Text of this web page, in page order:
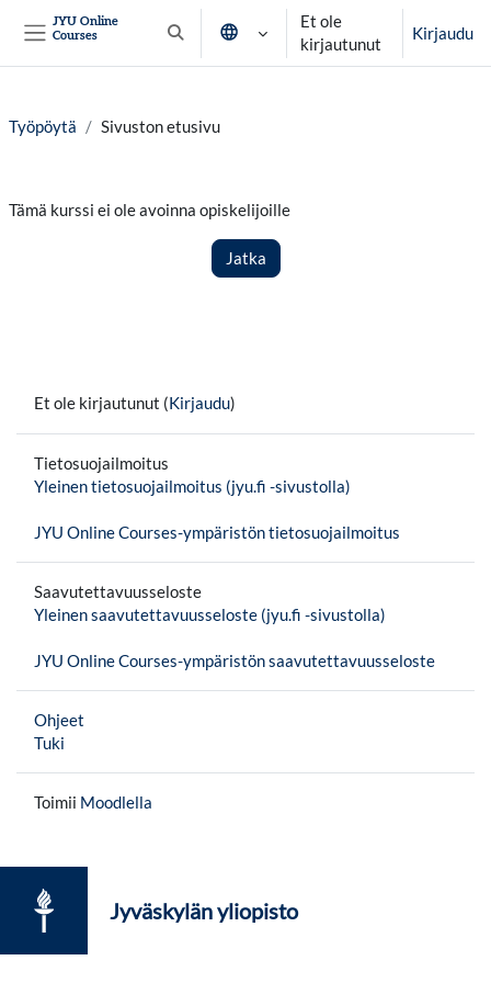
JYU Online
Courses
Vaihda hakusyöttöä
Et ole
kirjautunut
Kirjaudu
Työpöytä Sivuston etusivu
Tämä kurssi ei ole avoinna opiskelijoille
Jatka
Et ole kirjautunut (Kirjaudu)
Tietosuojailmoitus
Yleinen tietosuojailmoitus (jyu.fi -sivustolla)
JYU Online Courses-ympäristön tietosuojailmoitus
Saavutettavuusseloste
Yleinen saavutettavuusseloste (jyu.fi -sivustolla)
JYU Online Courses-ympäristön saavutettavuusseloste
Ohjeet
Tuki
Toimii Moodlella
Jyväskylän yliopisto